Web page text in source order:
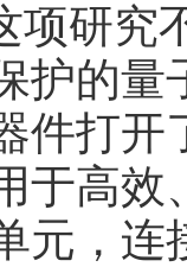
项研究
护的量
件打开
于高效
元，连